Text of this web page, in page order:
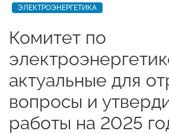
ЭЛЕКТРОЭНЕРГЕТИКА
Комитет по
актуальные для
вопросы и
работы на 2025